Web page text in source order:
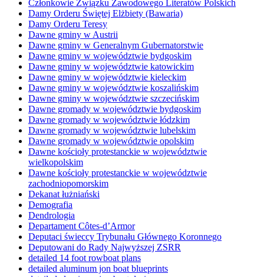
Członkowie Związku Zawodowego Literatów Polskich
Damy Orderu Świętej Elżbiety (Bawaria)
Damy Orderu Teresy
Dawne gminy w Austrii
Dawne gminy w Generalnym Gubernatorstwie
Dawne gminy w województwie bydgoskim
Dawne gminy w województwie katowickim
Dawne gminy w województwie kieleckim
Dawne gminy w województwie koszalińskim
Dawne gminy w województwie szczecińskim
Dawne gromady w województwie bydgoskim
Dawne gromady w województwie łódzkim
Dawne gromady w województwie lubelskim
Dawne gromady w województwie opolskim
Dawne kościoły protestanckie w województwie
wielkopolskim
Dawne kościoły protestanckie w województwie
zachodniopomorskim
Dekanat łużniański
Demografia
Dendrologia
Departament Côtes-d’Armor
Deputaci świeccy Trybunału Głównego Koronnego
Deputowani do Rady Najwyższej ZSRR
detailed 14 foot rowboat plans
detailed aluminum jon boat blueprints